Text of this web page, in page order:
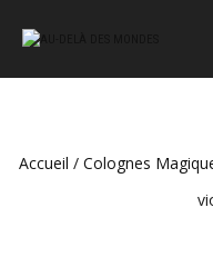
Accueil / Colognes